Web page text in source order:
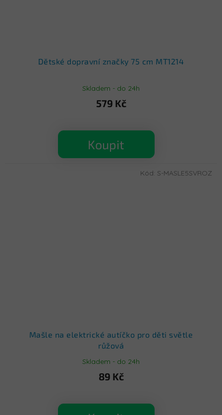
Dětské dopravní značky 75 cm MT1214
Skladem - do 24h
579 Kč
Koupit
Mašle na elektrické autíčko pro děti světle
růžová
Skladem - do 24h
89 Kč
Kód: S-MASLE5SVROZ